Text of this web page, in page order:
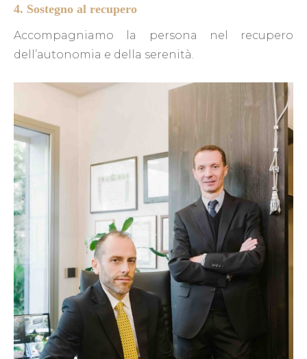
4. Sostegno al recupero
Accompagniamo la persona nel recupero
dell’autonomia e della serenità.